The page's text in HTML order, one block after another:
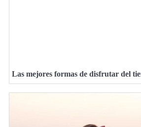
Las mejores formas de disfrutar del